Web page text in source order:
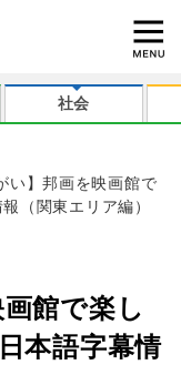
社会
い】邦画を映画館で
（関東エリア編）
館で楽し
本語字幕情